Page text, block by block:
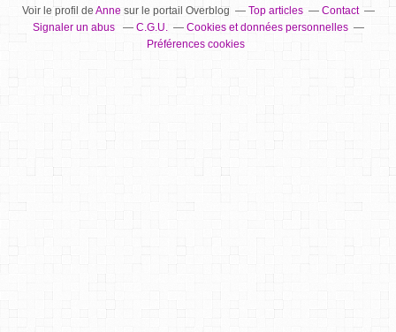
Voir le profil de Annesur le portail Overblog Top articles
Contact
Signaler un abus
C.G.U.
Cookies et données personnelles
Préférences cookies